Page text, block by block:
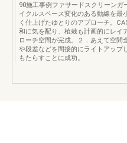
90施工事例ファサードスクリーンガ
イクルスペース変化のある動線を最
く仕上げたゆとりのアプローチ。
和に気を配り、植栽も計画的にレイ
ローチ空間が完成。２．あえて空間
や段差などを間接的にライトアップ
もたらすことに成功。